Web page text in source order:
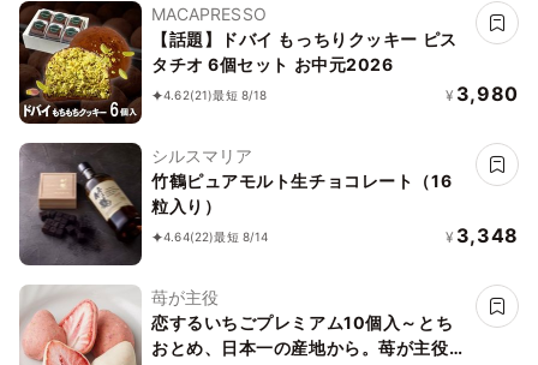
MACAPRESSO
【話題】ドバイ もっちりクッキー ピス
タチオ 6個セット お中元2026
4.62(21)最短 8/18 ¥ 3,980
シルスマリア
竹鶴ピュアモルト生チョコレート（16
粒入り）
4.64(22)最短 8/14 ¥ 3,348
苺が主役
恋するいちごプレミアム10個入～とち
おとめ、日本一の産地から。苺が主役